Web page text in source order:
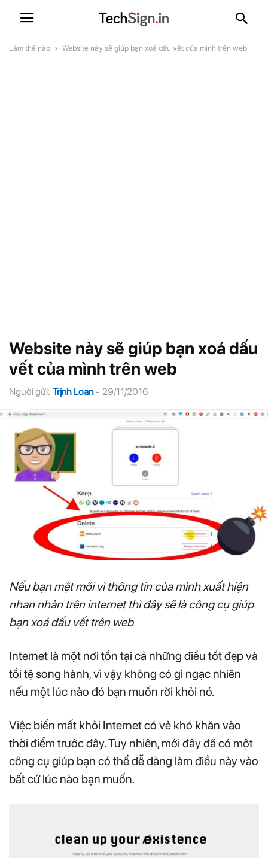
Làm thế nào Website này sẽ giúp bạn xoá dấu vết của mình trên web
Website này sẽ giúp bạn xoá dấu
vết của mình trên web
Người gửi: Trịnh Loan - 29/11/2016
Nếu bạn mệt mõi vì thông tin của mình xuất hiện
nhan nhản trên internet thì đây sẽ là công cụ giúp
bạn xoá dấu vết trên web
Internet là một nơi tồn tại cả những điều tốt đẹp và
tồi tệ song hành, vì vậy không có gì ngạc nhiên
nếu một lúc nào đó bạn muốn rời khỏi nó.
Việc biến mất khỏi Internet có vẻ khó khăn vào
thời điểm trước đây. Tuy nhiên, mới đây đã có một
công cụ giúp bạn có thể dễ dàng làm điều này vào
bất cứ lúc nào bạn muốn.